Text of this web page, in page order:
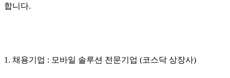
합니다.
1. 채용기업 : 모바일 솔루션 전문기업 (코스닥 상장사)